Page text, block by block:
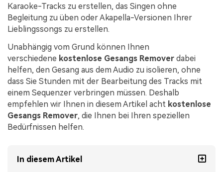
Karaoke-Tracks zu erstellen, das Singen ohne
Begleitung zu üben oder Akapella-Versionen Ihrer
Lieblingssongs zu erstellen.
Unabhängig vom Grund können Ihnen
verschiedene kostenlose Gesangs Remover dabei
helfen, den Gesang aus dem Audio zu isolieren, ohne
dass Sie Stunden mit der Bearbeitung des Tracks mit
einem Sequenzer verbringen müssen. Deshalb
empfehlen wir Ihnen in diesem Artikel acht kostenlose
Gesangs Remover, die Ihnen bei Ihren speziellen
Bedürfnissen helfen.
In diesem Artikel